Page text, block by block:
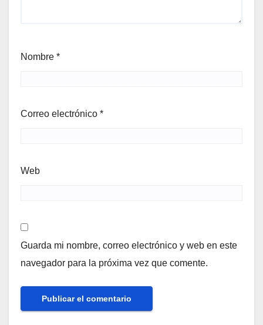
Nombre *
Correo electrónico *
Web
Guarda mi nombre, correo electrónico y web en este
navegador para la próxima vez que comente.